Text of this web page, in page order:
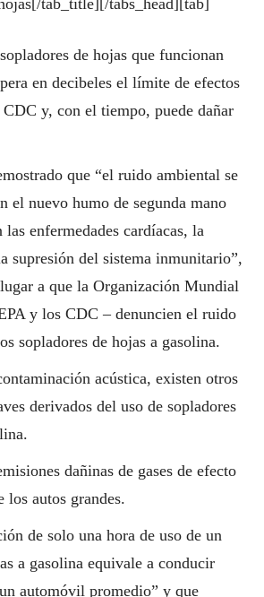
tab_title][/tabs_head][tab]
de hojas que funcionan
en decibeles el límite de efectos
CDC y, con el tiempo, puede dañar
que “el ruido ambiental se
el nuevo humo de segunda mano
enfermedades cardíacas, la
supresión del sistema inmunitario”,
a que la Organización Mundial
y los CDC – denuncien el ruido
sopladores de hojas a gasolina.
acústica, existen otros
derivados del uso de sopladores
dañinas de gases de efecto
los autos grandes.
de solo una hora de uso de un
a gasolina equivale a conducir
automóvil promedio” y que